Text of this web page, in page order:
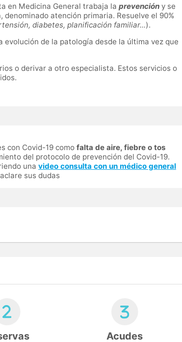
en Medicina General trabaja la prevención y se
atención primaria. Resuelve el 90%
diabetes, planificación familiar...).
de la patología desde la última vez que
o derivar a otro especialista. Estos servicios o
con Covid-19 como falta de aire, fiebre o tos
del protocolo de prevención del Covid-19.
una video consulta con un médico general
sus dudas
Acudes